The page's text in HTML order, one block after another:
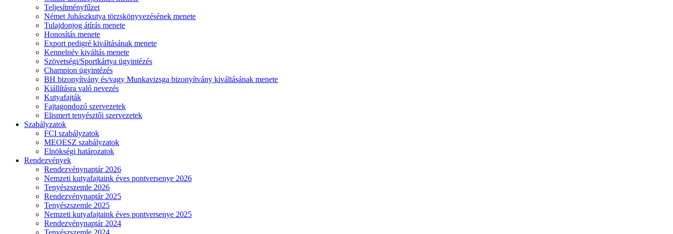
Teljesítményfűzet
Német Juhászkutya törzskönyvezésének menete
Tulajdonjog átírás menete
Honosítás menete
Export pedigré kiváltásának menete
Kennelnév kiváltás menete
Szövetségi/Sportkártya ügyintézés
Champion ügyintézés
BH bizonyítvány és/vagy Munkavizsga bizonyítvány kiváltásának menete
Kiállításra való nevezés
Kutyafajták
Fajtagondozó szervezetek
Elismert tenyésztői szervezetek
Szabályzatok
FCI szabályzatok
MEOESZ szabályzatok
Elnökségi határozatok
Rendezvények
Rendezvénynaptár 2026
Nemzeti kutyafajtaink éves pontversenye 2026
Tenyészszemle 2026
Rendezvénynaptár 2025
Tenyészszemle 2025
Nemzeti kutyafajtaink éves pontversenye 2025
Rendezvénynaptár 2024
Tenyészszemle 2024